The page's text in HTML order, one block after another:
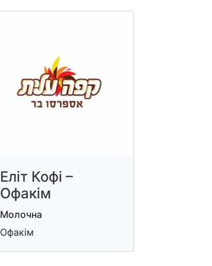
Еліт Кофі –
Офакім
Молочна
Офакім